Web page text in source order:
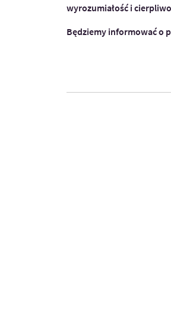
wyrozumiałość i
Będziemy informować o